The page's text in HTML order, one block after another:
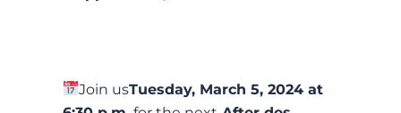
Join usTuesday, March 5, 2024 at